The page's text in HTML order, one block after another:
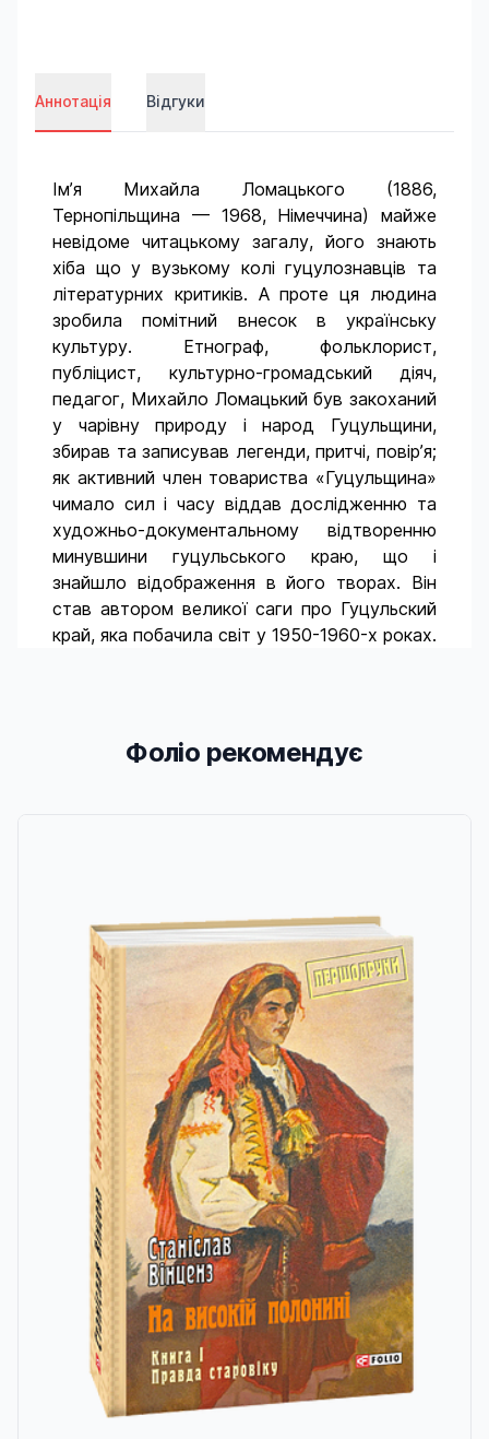
Аннотація Відгуки
Ім’я Михайла Ломацького (1886,
Тернопільщина — 1968, Німеччина) майже
невідоме читацькому загалу, його знають
хіба що у вузькому колі гуцулознавців та
літературних критиків. А проте ця людина
зробила помітний внесок в українську
культуру. Етнограф, фольклорист,
публіцист, культурно-громадський діяч,
педагог, Михайло Ломацький був закоханий
у чарівну природу і народ Гуцульщини,
збирав та записував легенди, притчі, повір’я;
як активний член товариства «Гуцульщина»
чимало сил і часу віддав дослідженню та
художньо-документальному відтворенню
минувшини гуцульського краю, що і
знайшло відображення в його творах. Він
став автором великої саги про Гуцульский
край, яка побачила світ у 1950-1960-х роках.
Фоліо рекомендує